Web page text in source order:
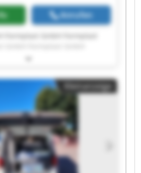
Anrufen
Formplast GmbH Formplast
Formplast GmbH Formplast
GmbH Formplast GmbH
Formplast GmbH Formplast
GmbH Formplast GmbH
Kleinanzeige